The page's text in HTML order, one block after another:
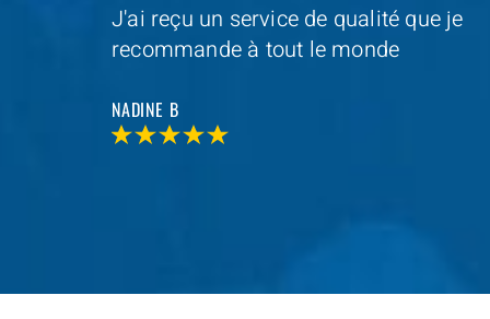
Depannage Servicess'est occupé du
remplacement de ma serrure et le
MAXIME D